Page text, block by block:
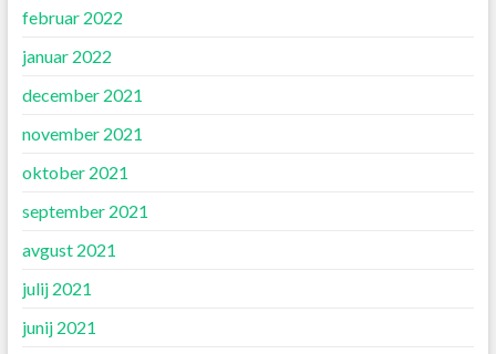
februar 2022
januar 2022
december 2021
november 2021
oktober 2021
september 2021
avgust 2021
julij 2021
junij 2021